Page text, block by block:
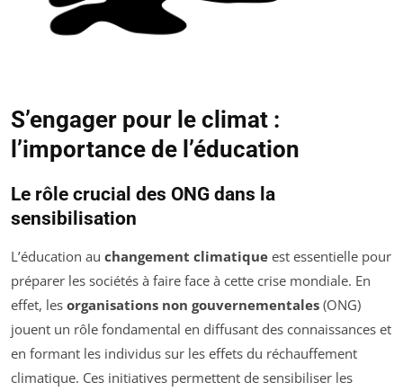
S’engager pour le climat :
l’importance de l’éducation
Le rôle crucial des ONG dans la
sensibilisation
L’éducation au changement climatique est essentielle pour
préparer les sociétés à faire face à cette crise mondiale. En
effet, les organisations non gouvernementales (ONG)
jouent un rôle fondamental en diffusant des connaissances et
en formant les individus sur les effets du réchauffement
climatique. Ces initiatives permettent de sensibiliser les